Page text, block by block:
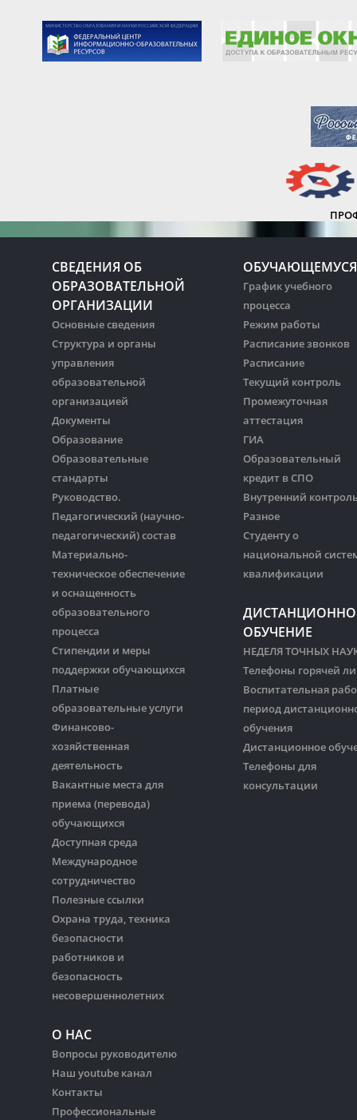
СВЕДЕНИЯ ОБ
ОБРАЗОВАТЕЛЬНОЙ
ОРГАНИЗАЦИИ
Основные сведения
Структура и органы
управления
образовательной
организацией
Документы
Образование
Образовательные
стандарты
Руководство.
Педагогический (научно-
педагогический) состав
Материально-
техническое обеспечение
и оснащенность
образовательного
процесса
Стипендии и меры
поддержки обучающихся
Платные
образовательные услуги
Финансово-
хозяйственная
деятельность
Вакантные места для
приема (перевода)
обучающихся
Доступная среда
Международное
сотрудничество
Полезные ссылки
Охрана труда, техника
безопасности
работников и
безопасность
несовершеннолетних
О НАС
Вопросы руководителю
Наш youtube канал
Контакты
Профессиональные
ОБУЧАЮЩЕМУСЯ
График учебного
процесса
Режим работы
Расписание звонков
Расписание
Текущий контроль
Промежуточная
аттестация
ГИА
Образовательный
кредит в СПО
Внутренний
Разное
Студенту о
национальной
квалификации
ОБУЧЕНИЕ
НЕДЕЛЯ ТОЧНЫХ
Телефоны горячей
Воспитательная
период
обучения
Дистанционное
Телефоны для
консультации